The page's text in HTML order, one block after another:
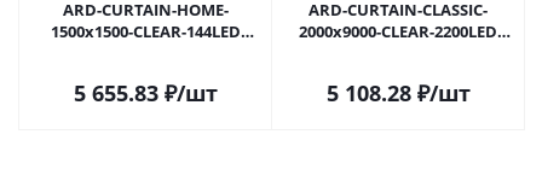
ARD-CURTAIN-HOME-
1500x1500-CLEAR-144LED
#REGION_NAME_DECLINE_PP#
5 655.83₽/шт
ARD-CURTAIN-CLASSIC-
2000x9000-CLEAR-2200LED
#REGION_NAME_DECLINE_PP#
5 108.28₽/шт